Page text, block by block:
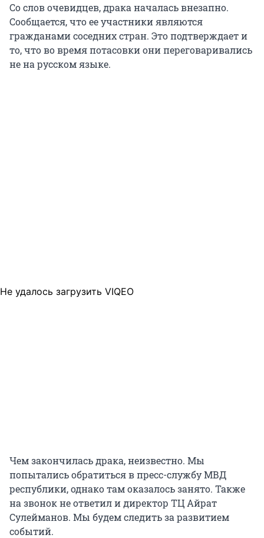
Со слов очевидцев, драка началась внезапно.
Сообщается, что ее участники являются
гражданами соседних стран. Это подтверждает и
то, что во время потасовки они переговаривались
не на русском языке.
Не удалось загрузить VIQEO
Чем закончилась драка, неизвестно. Мы
попытались обратиться в пресс-службу МВД
республики, однако там оказалось занято. Также
на звонок не ответил и директор ТЦ Айрат
Сулейманов. Мы будем следить за развитием
событий.